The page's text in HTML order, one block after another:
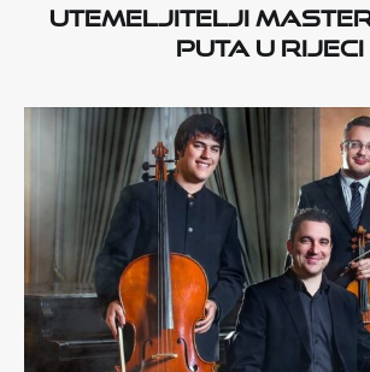
utemeljitelji
puta u Rijeci